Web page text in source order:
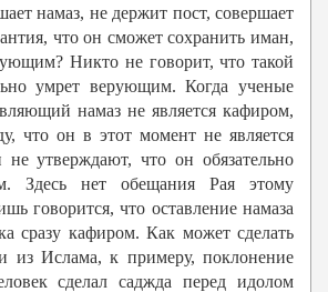
намаз, не держит пост, совершает
что он сможет сохранить иман,
Никто не говорит, что такой
умрет верующим. Когда ученые
намаз не является кафиром,
что он в этот момент не является
утверждают, что он обязательно
Здесь нет обещания Рая этому
говорится, что оставление намаза
сразу кафиром. Как может сделать
из Ислама, к примеру, поклонение
сделал саджда перед идолом